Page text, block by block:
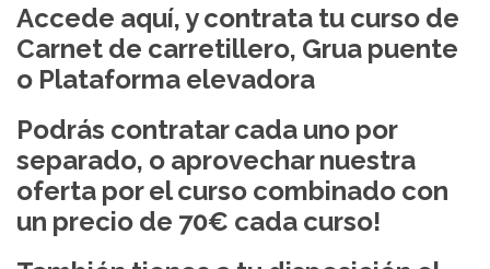
Accede aquí, y contrata tu curso de
Carnet de carretillero, Grua puente
o Plataforma elevadora
Podrás contratar cada uno por
separado, o aprovechar nuestra
oferta por el curso combinado con
un precio de 70€ cada curso!